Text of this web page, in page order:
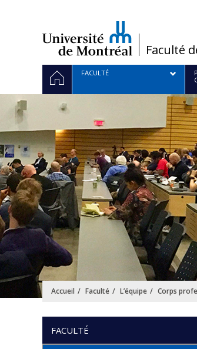
/Faculté
Navigation
principale
ACCUEILFACULTÉ
Accueil Faculté L’équipe Corps
FACULTÉ